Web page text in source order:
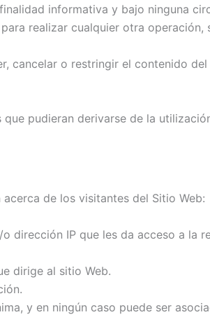
informativa y bajo ninguna
realizar cualquier otra operación,
cancelar o restringir el contenido
pudieran derivarse de la
de los visitantes del Sitio Web:
dirección IP que les da acceso a la
dirige al sitio Web.
y en ningún caso puede ser